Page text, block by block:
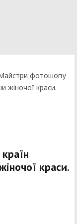
фотошопу
жіночої краси.
краси.